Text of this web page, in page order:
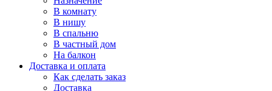
В комнату
В нишу
В спальню
В частный дом
На балкон
Доставка и оплата
Как сделать заказ
Доставка